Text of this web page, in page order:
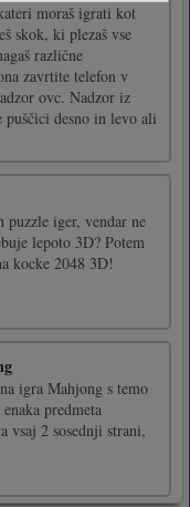
moraš igrati kot
skok, ki plezaš vse
različne
zavrtite telefon v
ovc. Nadzor iz
puščici desno in levo ali
iger, vendar ne
lepoto 3D? Potem
kocke 2048 3D!
igra Mahjong s temo
predmeta
vsaj 2 sosednji strani,